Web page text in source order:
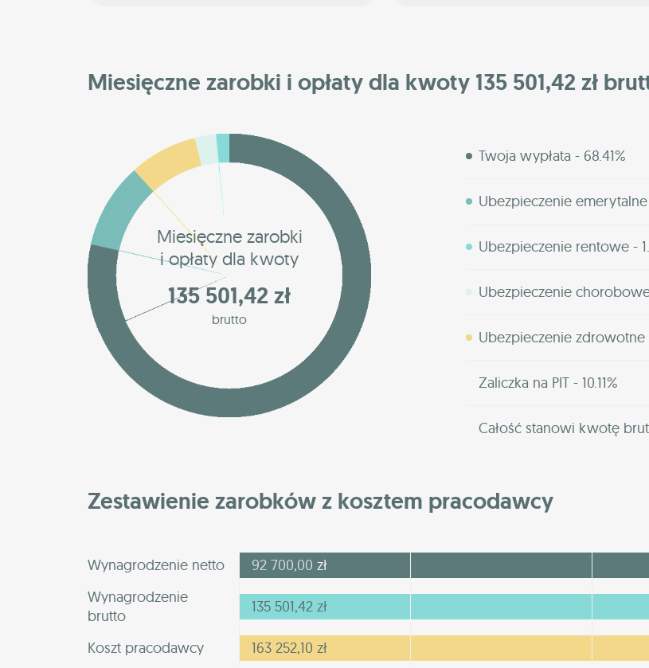
Miesięczne zarobki i opłaty dla kwoty 135 501,42 zł
Miesięczne zarobki
i opłaty dla kwoty
135 501,42 zł
brutto
Twoja wypłata - 68.41%
Ubezpieczenie emerytalne
Ubezpieczenie rentowe -
Ubezpieczenie
Ubezpieczenie zdrowotne
Zaliczka na PIT - 10.11%
Całość stanowi kwotę
Zestawienie zarobków z kosztem pracodawcy
Wynagrodzenie netto 92 700,00 zł
Wynagrodzenie
brutto
135 501,42 zł
Koszt pracodawcy 163 252,10 zł